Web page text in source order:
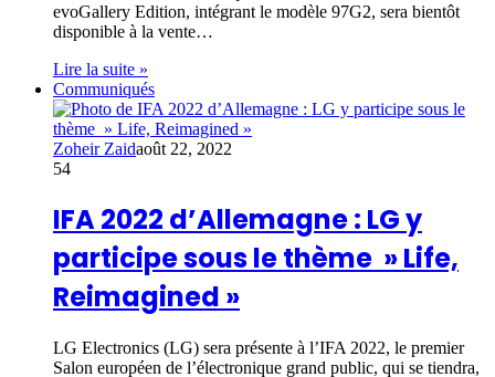
evoGallery Edition, intégrant le modèle 97G2, sera bientôt
disponible à la vente…
Lire la suite »
Communiqués
Zoheir Zaidaoût 22, 2022
54
IFA 2022 d’Allemagne : LG y
participe sous le thème » Life,
Reimagined »
LG Electronics (LG) sera présente à l’IFA 2022, le premier
Salon européen de l’électronique grand public, qui se tiendra,